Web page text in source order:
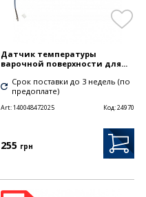
Датчик температуры
варочной поверхности для...
Срок поставки до 3 недель (по
предоплате)
Art:140048472025 Код:24970
255 грн